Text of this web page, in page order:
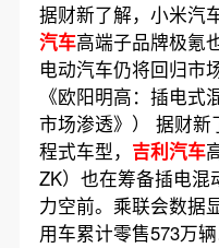
据财新了解，小米汽
汽车高端子品牌极氪
电动汽车仍将回归市
《欧阳明高：插电
市场渗透》） 据财
程式车型， 吉利汽车
ZK）也在筹备插电混
力空前。乘联会数据
用车累计零售573万